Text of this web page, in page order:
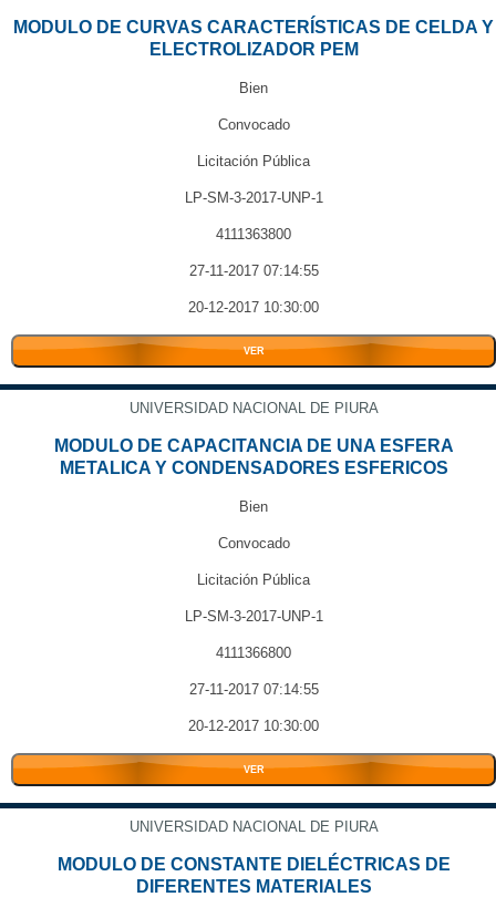
MODULO DE CURVAS CARACTERÍSTICAS DE CELDA Y
ELECTROLIZADOR PEM
Bien
Convocado
Licitación Pública
LP-SM-3-2017-UNP-1
4111363800
27-11-2017 07:14:55
20-12-2017 10:30:00
VER
UNIVERSIDAD NACIONAL DE PIURA
MODULO DE CAPACITANCIA DE UNA ESFERA
METALICA Y CONDENSADORES ESFERICOS
Bien
Convocado
Licitación Pública
LP-SM-3-2017-UNP-1
4111366800
27-11-2017 07:14:55
20-12-2017 10:30:00
VER
UNIVERSIDAD NACIONAL DE PIURA
MODULO DE CONSTANTE DIELÉCTRICAS DE
DIFERENTES MATERIALES